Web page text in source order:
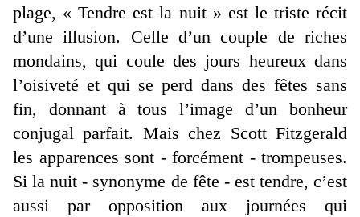
plage, « Tendre est la nuit » est le triste récit
d’une illusion. Celle d’un couple de riches
mondains, qui coule des jours heureux dans
l’oisiveté et qui se perd dans des fêtes sans
fin, donnant à tous l’image d’un bonheur
conjugal parfait. Mais chez Scott Fitzgerald
les apparences sont - forcément - trompeuses.
Si la nuit - synonyme de fête - est tendre, c’est
aussi par opposition aux journées qui